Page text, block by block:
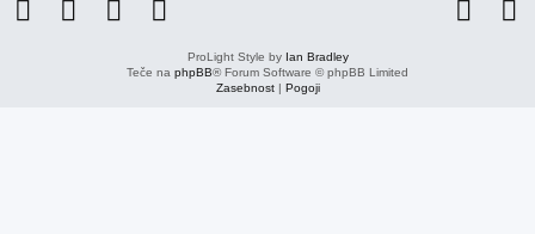
ProLight Style by Ian Bradley
Teče na phpBB® Forum Software © phpBB Limited
Zasebnost| Pogoji